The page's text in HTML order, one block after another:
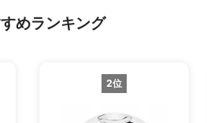
めランキング
2位